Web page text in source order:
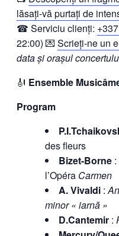
lăsați-vă purtați de
☎ Serviciu clienți:
22:00) 💌 Scrieți-ne un
data și orașul
🎻 Ensemble
Program
des fleurs
Bizet-Borne
l’Opéra Carmen
A. Vivaldi:
minor « iarnă »
D.Cantemir: